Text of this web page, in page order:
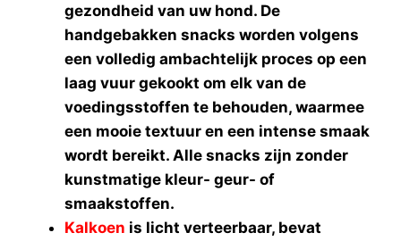
gezondheid van uw hond. De
handgebakken snacks worden volgens
een volledig ambachtelijk proces op een
laag vuur gekookt om elk van de
voedingsstoffen te behouden, waarmee
een mooie textuur en een intense smaak
wordt bereikt. Alle snacks zijn zonder
kunstmatige kleur- geur- of
smaakstoffen.
Kalkoen is licht verteerbaar, bevat